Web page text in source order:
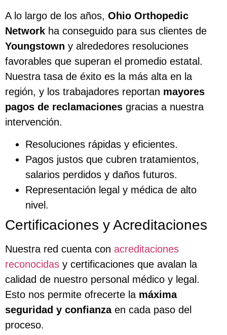
A lo largo de los años, Ohio Orthopedic
Network ha conseguido para sus clientes de
Youngstown y alrededores resoluciones
favorables que superan el promedio estatal.
Nuestra tasa de éxito es la más alta en la
región, y los trabajadores reportan mayores
pagos de reclamaciones gracias a nuestra
intervención.
Resoluciones rápidas y eficientes.
Pagos justos que cubren tratamientos,
salarios perdidos y daños futuros.
Representación legal y médica de alto
nivel.
Certificaciones y Acreditaciones
Nuestra red cuenta con acreditaciones
reconocidas y certificaciones que avalan la
calidad de nuestro personal médico y legal.
Esto nos permite ofrecerte la máxima
seguridad y confianzaen cada paso del
proceso.